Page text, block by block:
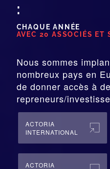
:
CHAQUE ANNÉE
AVEC 20 ASSOCIÉS ET
Nous sommes
nombreux pays en
de donner accès à
repreneurs/
ACTORIA
INTERNATIONAL
ACTORIA